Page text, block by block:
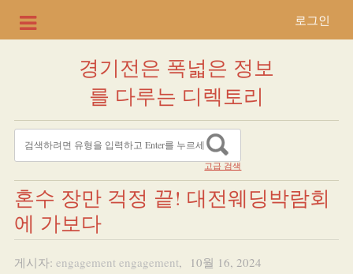
로그인
경기전은 폭넓은 정보
를 다루는 디렉토리
고급 검색
혼수 장만 걱정 끝! 대전웨딩박람회
에 가보다
게시자: engagement engagement,
10월 16, 2024